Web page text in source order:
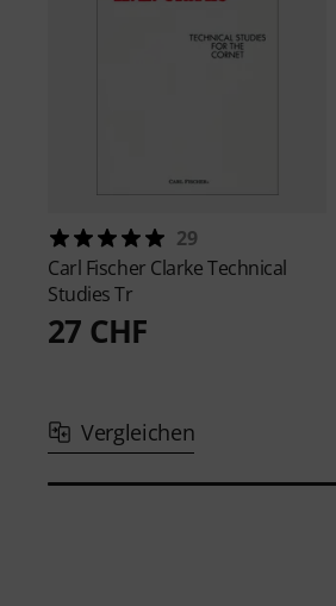
29
Carl Fischer Clarke Technical
Studies Tr
27 CHF
Vergleichen